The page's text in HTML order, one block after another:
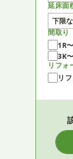
延床面
間取り
1R
3K
リフォ
リ